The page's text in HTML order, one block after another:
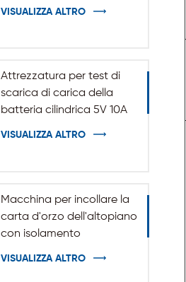
VISUALIZZA ALTRO
Attrezzatura per test di
scarica di carica della
batteria cilindrica 5V 10A
VISUALIZZA ALTRO
Macchina per incollare la
carta d'orzo dell'altopiano
con isolamento
VISUALIZZA ALTRO